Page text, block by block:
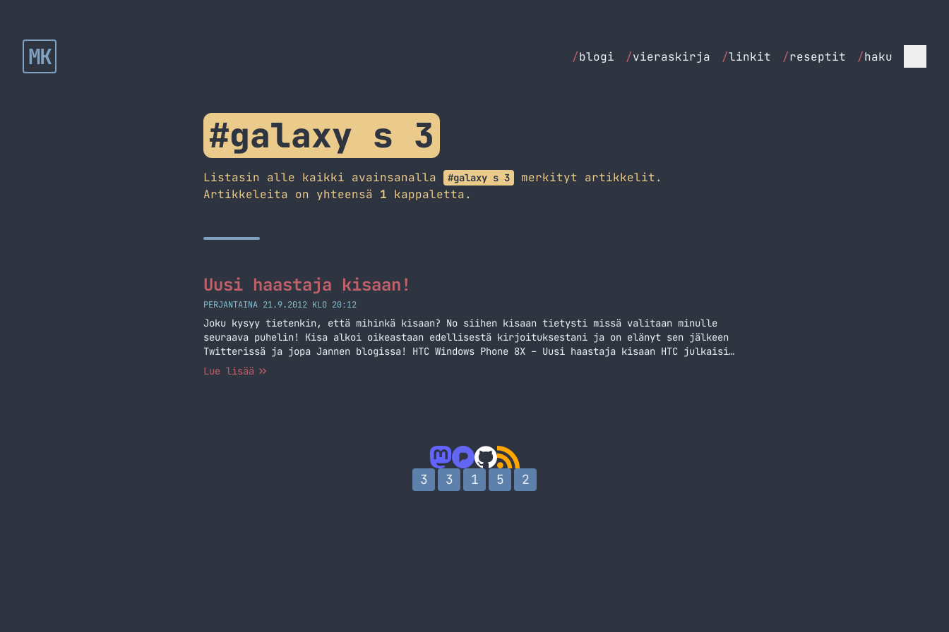
MK /blogi /vieraskirja /linkit /reseptit /haku
#galaxy s 3
Listasin alle kaikki avainsanalla #galaxy s 3
merkityt artikkelit.
Artikkeleita on yhteensä 1 kappaletta.
Uusi haastaja kisaan!
PERJANTAINA 21.9.2012 KLO 20:12
Joku kysyy tietenkin, että mihinkä kisaan? No siihen kisaan tietysti missä valitaan minulle
seuraava puhelin! Kisa alkoi oikeastaan edellisestä kirjoituksestani ja on elänyt sen jälkeen
Twitterissä ja jopa Jannen blogissa! HTC Windows Phone 8X – Uusi haastaja kisaan HTC julkaisi
tällä viikolla uusia puhelimia. Oletin aluksi, että tulossa olisi Android-pohjainen puhelin,
Lue lisää
3 3 1 5 2